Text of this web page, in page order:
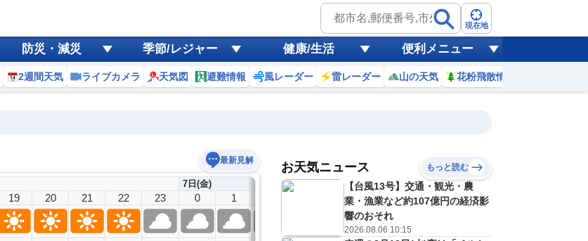
現在地
防災・減災 季節/レジャー 健康/生活 便利メニュー
2週間天気 ライブカメラ 天気図 避難情報 風レーダー 雷レーダー 山の天気 花粉飛散情報
最新見解
19 20 21 22 23
7日(金)
0 1 4 5 6 7 8
お天気ニュース もっと読む
【台風13号】交通・観光・農
業・漁業など約107億円の経済影
響のおそれ
2026.08.06 10:15